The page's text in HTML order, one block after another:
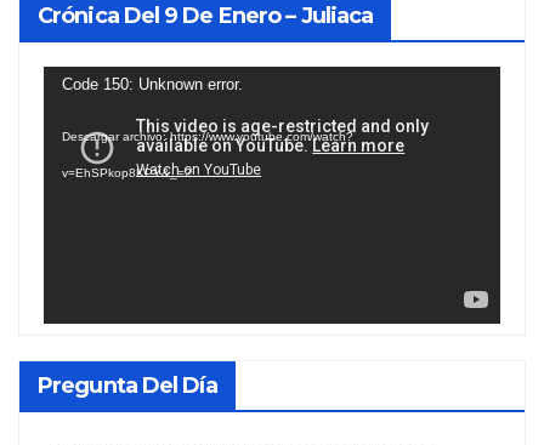
Crónica Del 9 De Enero – Juliaca
Reproductor
vídeo
Code 150: Unknown error.
Descargar archivo: https://www.youtube.com/watch?
v=EhSPkop8KPY&_=2
Pregunta Del Día